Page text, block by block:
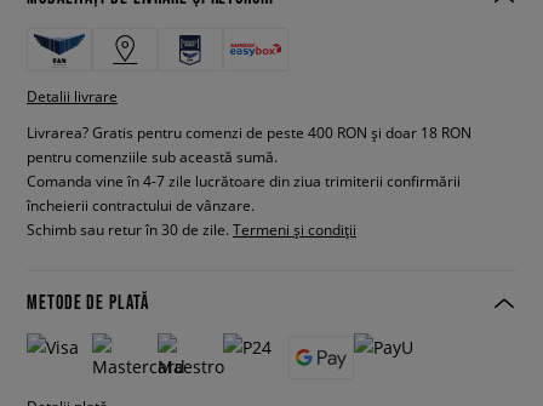
Detalii livrare
Livrarea? Gratis pentru comenzi de peste 400 RON și doar 18 RON
pentru comenziile sub această sumă.
Comanda vine în 4-7 zile lucrătoare din ziua trimiterii confirmării
încheierii contractului de vânzare.
Schimb sau retur în 30 de zile. Termeni și condiții
METODE DE PLATĂ